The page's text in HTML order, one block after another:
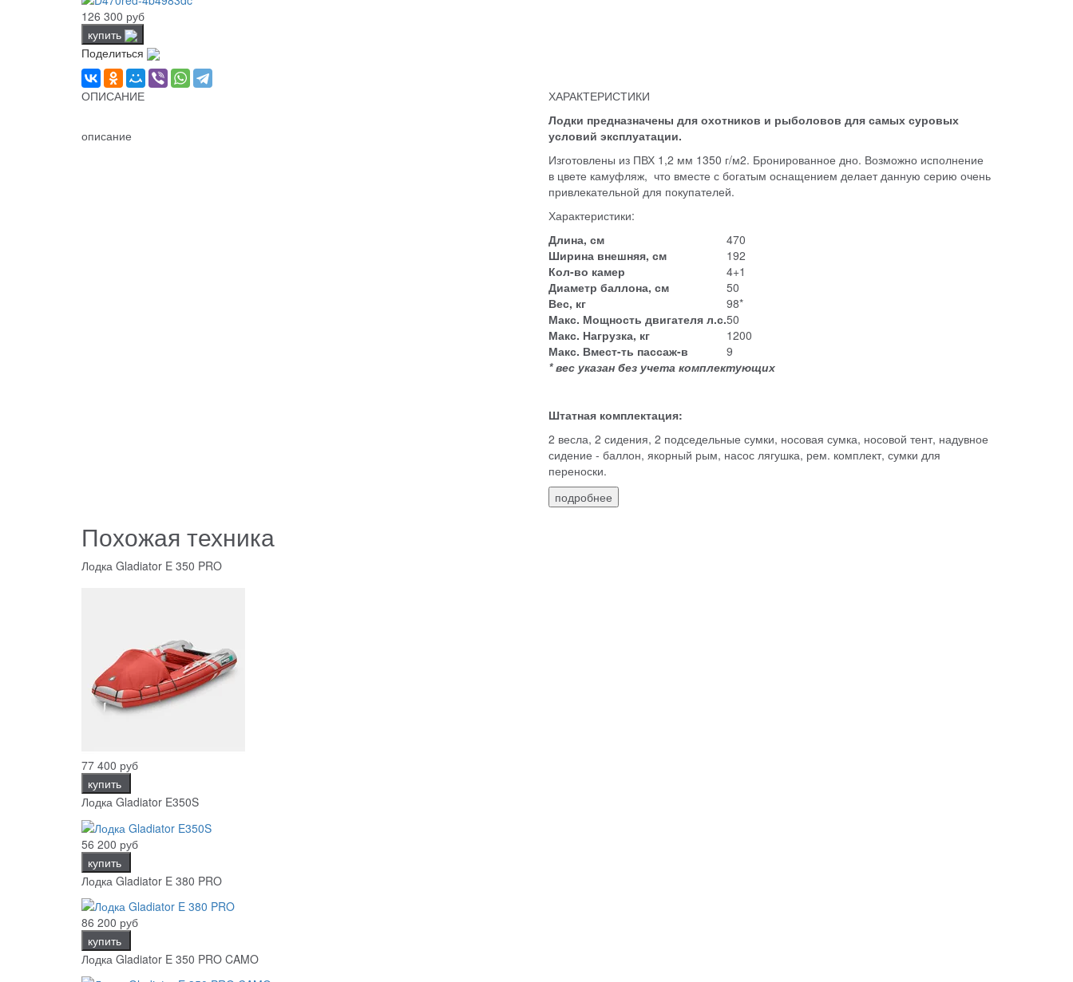
126 300 руб
купить
Поделиться
ОПИСАНИЕ
описание
ХАРАКТЕРИСТИКИ
Лодки предназначены для охотников и рыболовов для самых суровых
условий эксплуатации.
Изготовлены из ПВХ 1,2 мм 1350 г/м2. Бронированное дно. Возможно исполнение
в цвете камуфляж, что вместе с богатым оснащением делает данную серию очень
привлекательной для покупателей.
Характеристики:
Длина, см
470
Ширина внешняя, см
192
Кол-во камер
4+1
Диаметр баллона, см
50
Вес, кг
98*
Макс. Мощность двигателя л.с.50
Макс. Нагрузка, кг
1200
Макс. Вмест-ть пассаж-в
9
* вес указан без учета комплектующих
Штатная комплектация:
2 весла, 2 сидения, 2 подседельные сумки, носовая сумка, носовой тент, надувное
сидение - баллон, якорный рым, насос лягушка, рем. комплект, сумки для
переноски.
подробнее
Похожая техника
Лодка Gladiator E 350 PRO
77 400 руб
купить
Лодка Gladiator E350S
56 200 руб
купить
Лодка Gladiator E 380 PRO
86 200 руб
купить
Лодка Gladiator E 350 PRO CAMO